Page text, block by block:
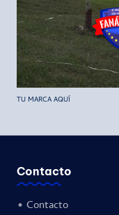
TU MARCA AQUÍ
Contacto
• Contacto